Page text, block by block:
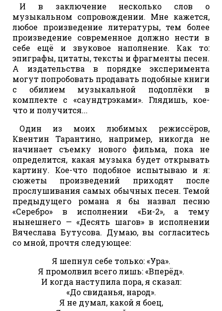
И в заключение несколько слов о
музыкальном сопровождении. Мне кажется,
любое произведение литературы, тем более
произведение современное должно нести в
себе ещё и звуковое наполнение. Как то:
эпиграфы, цитаты, тексты и фрагменты песен.
А издательства в порядке эксперимента
могут попробовать продавать подобные книги
с обилием музыкальной подоплёки в
комплекте с «саундтрэками». Глядишь, кое-
что и получится...
Один из моих любимых режиссёров,
Квентин Тарантино, например, никогда не
начинает съемку нового фильма, пока не
определится, какая музыка будет открывать
картину. Кое-что подобное испытываю и я:
сюжеты произведений приходят после
прослушивания самых обычных песен. Темой
предыдущего романа я бы назвал песню
«Серебро» в исполнении «Би-2», а тему
нынешнего — «Десять шагов» в исполнении
Вячеслава Бутусова. Думаю, вы согласитесь
со мной, прочтя следующее:
Я шепнул себе только: «Ура».
Я промолвил всего лишь: «Вперёд».
И когда наступила пора, я сказал:
«До свиданья, народ».
Я не думал, какой я боец,